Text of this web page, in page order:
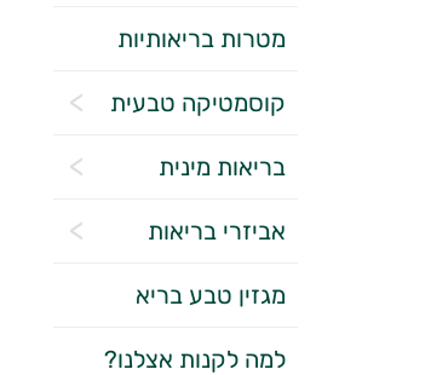
מטרות בריאותיות
קוסמטיקה טבעית
בריאות מינית
אביזרי בריאות
מגזין טבע בריא
למה לקנות אצלנו?